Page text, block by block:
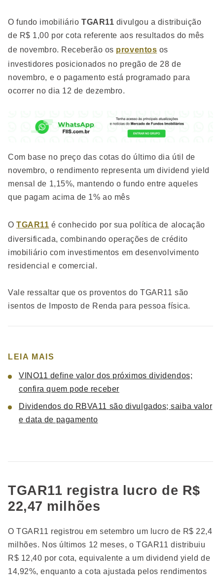
O fundo imobiliário TGAR11 divulgou a distribuição
de R$ 1,00 por cota referente aos resultados do mês
de novembro. Receberão os proventos os
investidores posicionados no pregão de 28 de
novembro, e o pagamento está programado para
ocorrer no dia 12 de dezembro.
Com base no preço das cotas do último dia útil de
novembro, o rendimento representa um dividend yield
mensal de 1,15%, mantendo o fundo entre aqueles
que pagam acima de 1% ao mês
OTGAR11 é conhecido por sua política de alocação
diversificada, combinando operações de crédito
imobiliário com investimentos em desenvolvimento
residencial e comercial.
Vale ressaltar que os proventos do TGAR11 são
isentos de Imposto de Renda para pessoa física.
LEIA MAIS
VINO11 define valor dos próximos dividendos;
confira quem pode receber
Dividendos do RBVA11 são divulgados; saiba valor
e data de pagamento
TGAR11 registra lucro de R$
22,47 milhões
O TGAR11 registrou em setembro um lucro de R$ 22,4
milhões. Nos últimos 12 meses, o TGAR11 distribuiu
R$ 12,40 por cota, equivalente a um dividend yield de
14,92%, enquanto a cota ajustada pelos rendimentos